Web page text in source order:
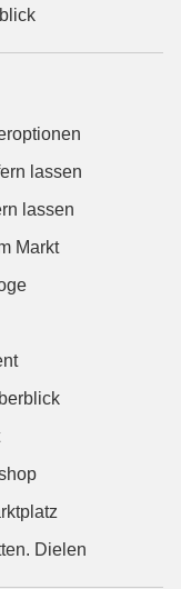
lassen
lassen
Markt
Dielen